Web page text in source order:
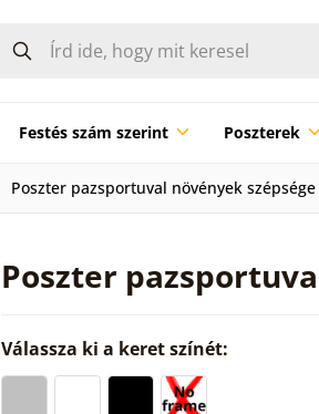
Festés szám szerint Poszterek
Poszter pazsportuval növények szépsége
Poszter
Válassza ki a keret színét: